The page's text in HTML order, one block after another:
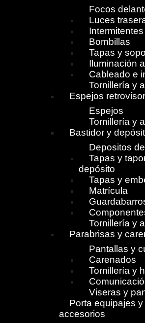
Focos
Luces
Intermitentes
Bombillas
Tapas y
Iluminación
Cableado e
Tornillería y
Espejos
Espejos
Tornillería y
Bastidor y
Depositos de
Tapas y
depósito
Tapas y
Matrícula
Tornillería y
Parabrisas y
Pantallas y
Carenados
Tornillería y
Viseras y
Porta equipajes y
accesorios